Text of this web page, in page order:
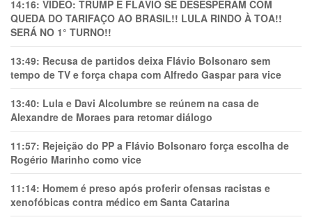
14:16: VÍDEO: TRUMP E FLÁVIO SE DESESPERAM COM
QUEDA DO TARIFAÇO AO BRASIL!! LULA RINDO À TOA!!
SERÁ NO 1° TURNO!!
13:49: Recusa de partidos deixa Flávio Bolsonaro sem
tempo de TV e força chapa com Alfredo Gaspar para vice
13:40: Lula e Davi Alcolumbre se reúnem na casa de
Alexandre de Moraes para retomar diálogo
11:57: Rejeição do PP a Flávio Bolsonaro força escolha de
Rogério Marinho como vice
11:14: Homem é preso após proferir ofensas racistas e
xenofóbicas contra médico em Santa Catarina